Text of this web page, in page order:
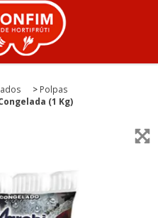
> Polpas
(1 Kg)